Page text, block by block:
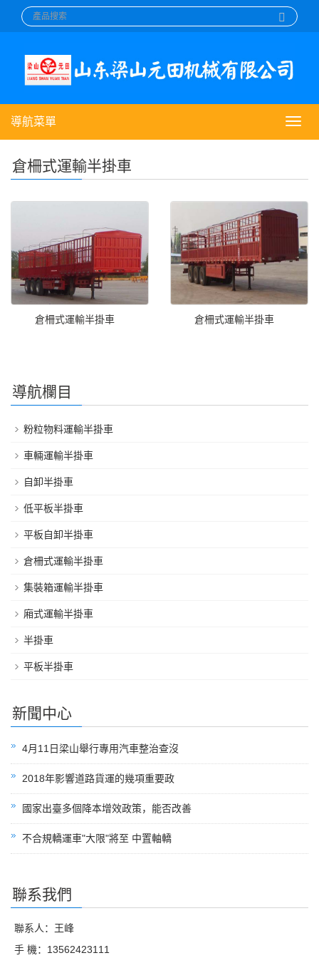
導
導航菜單
倉柵式運輸半掛車
倉柵式運輸半掛車 倉柵式運輸半掛車
導航欄目
粉粒物料運輸半掛車
車輛運輸半掛車
自卸半掛車
低平板半掛車
平板自卸半掛車
倉柵式運輸半掛車
集裝箱運輸半掛車
廂式運輸半掛車
半掛車
平板半掛車
新聞中心
4月11日梁山舉行專用汽車整治查沒
2018年影響道路貨運的幾項重要政
國家出臺多個降本增效政策，能否改善
不合規轎運車"大限"將至 中置軸轎
聯系我們
聯系人：王峰
手 機：13562423111